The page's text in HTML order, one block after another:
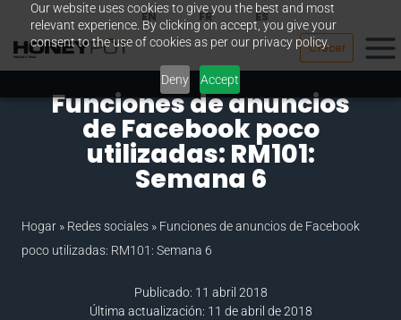
Our website uses cookies to give you the best and most
relevant experience. By clicking on accept, you give your
consent to the use of cookies as per our privacy policy.
Deny Accept
Saltar
contenido
EN FR ES
Crecer
Funciones de anuncios
de Facebook poco
utilizadas: RM101:
Semana 6
Hogar » Redes sociales » Funciones de anuncios de Facebook
poco utilizadas: RM101: Semana 6
Publicado: 11 abril 2018
Última actualización: 11 de abril de 2018